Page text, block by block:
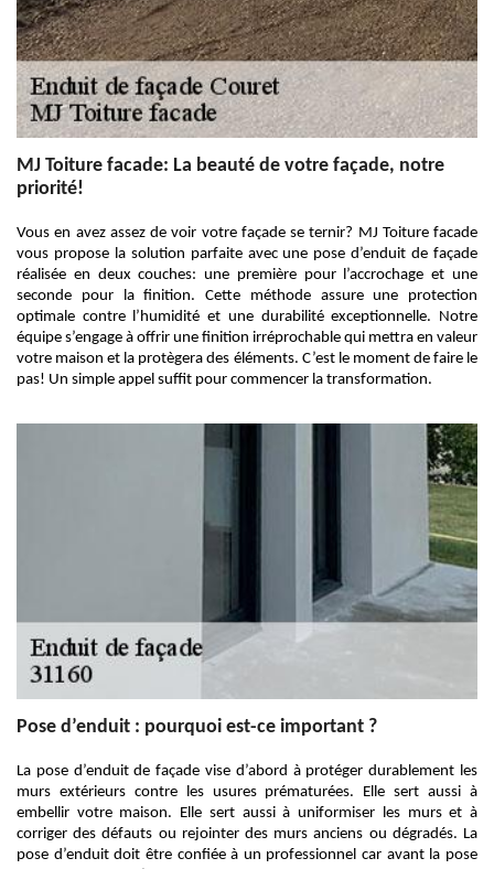
MJ Toiture facade: La beauté de votre façade, notre
priorité!
Vous en avez assez de voir votre façade se ternir? MJ Toiture facade
vous propose la solution parfaite avec une pose d’enduit de façade
réalisée en deux couches: une première pour l’accrochage et une
seconde pour la finition. Cette méthode assure une protection
optimale contre l’humidité et une durabilité exceptionnelle. Notre
équipe s’engage à offrir une finition irréprochable qui mettra en valeur
votre maison et la protègera des éléments. C’est le moment de faire le
pas! Un simple appel suffit pour commencer la transformation.
Pose d’enduit : pourquoi est-ce important ?
La pose d’enduit de façade vise d’abord à protéger durablement les
murs extérieurs contre les usures prématurées. Elle sert aussi à
embellir votre maison. Elle sert aussi à uniformiser les murs et à
corriger des défauts ou rejointer des murs anciens ou dégradés. La
pose d’enduit doit être confiée à un professionnel car avant la pose